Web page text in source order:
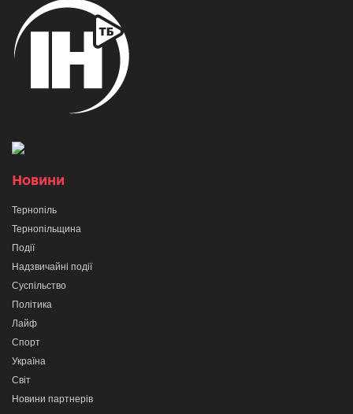
Новини
Тернопіль
Тернопільщина
Події
Надзвичайні події
Суспільство
Політика
Лайф
Спорт
Україна
Світ
Новини партнерів